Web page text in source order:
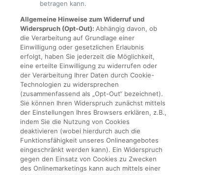
betragen kann.
Allgemeine Hinweise zum Widerruf und
Widerspruch (Opt-Out): Abhängig davon, ob
die Verarbeitung auf Grundlage einer
Einwilligung oder gesetzlichen Erlaubnis
erfolgt, haben Sie jederzeit die Möglichkeit,
eine erteilte Einwilligung zu widerrufen oder
der Verarbeitung Ihrer Daten durch Cookie-
Technologien zu widersprechen
(zusammenfassend als „Opt-Out“ bezeichnet).
Sie können Ihren Widerspruch zunächst mittels
der Einstellungen Ihres Browsers erklären, z.B.,
indem Sie die Nutzung von Cookies
deaktivieren (wobei hierdurch auch die
Funktionsfähigkeit unseres Onlineangebotes
eingeschränkt werden kann). Ein Widerspruch
gegen den Einsatz von Cookies zu Zwecken
des Onlinemarketings kann auch mittels einer